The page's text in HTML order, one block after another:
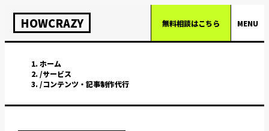
HOWCRAZY 無料相談はこちら MENU
ホーム
/サービス
/コンテンツ・記事制作代行